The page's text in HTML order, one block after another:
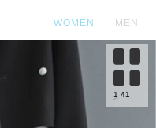
WOMEN MEN
1 41